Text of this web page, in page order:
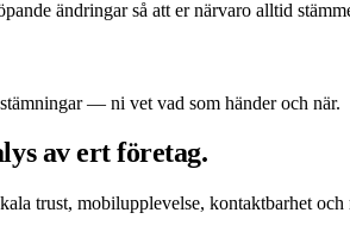
ändringar så att er närvaro alltid
— ni vet vad som händer och när.
av ert företag.
trust, mobilupplevelse, kontaktbarhet